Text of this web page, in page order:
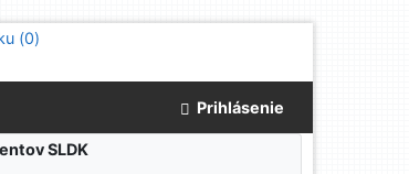
(0)
Prihlásenie
SLDK